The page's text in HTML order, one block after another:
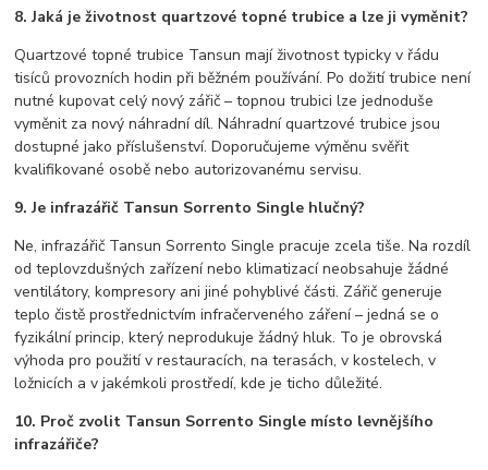
8. Jaká je životnost quartzové topné trubice a lze ji vyměnit?
Quartzové topné trubice Tansun mají životnost typicky v řádu
tisíců provozních hodin při běžném používání. Po dožití trubice není
nutné kupovat celý nový zářič – topnou trubici lze jednoduše
vyměnit za nový náhradní díl. Náhradní quartzové trubice jsou
dostupné jako příslušenství. Doporučujeme výměnu svěřit
kvalifikované osobě nebo autorizovanému servisu.
9. Je infrazářič Tansun Sorrento Single hlučný?
Ne, infrazářič Tansun Sorrento Single pracuje zcela tiše. Na rozdíl
od teplovzdušných zařízení nebo klimatizací neobsahuje žádné
ventilátory, kompresory ani jiné pohyblivé části. Zářič generuje
teplo čistě prostřednictvím infračerveného záření – jedná se o
fyzikální princip, který neprodukuje žádný hluk. To je obrovská
výhoda pro použití v restauracích, na terasách, v kostelech, v
ložnicích a v jakémkoli prostředí, kde je ticho důležité.
10. Proč zvolit Tansun Sorrento Single místo levnějšího
infrazářiče?